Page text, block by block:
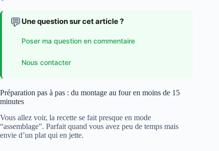
💬 Une question sur cet article ?
Poser ma question en commentaire
Nous contacter
Préparation pas à pas : du montage au four en moins de 15
minutes
Vous allez voir, la recette se fait presque en mode
“assemblage”. Parfait quand vous avez peu de temps mais
envie d’un plat qui en jette.